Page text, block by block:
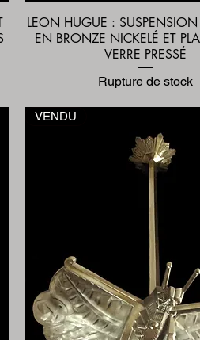
Aperçu rapide
LEON HUGUE :
EN BRONZE NICKELÉ ET
VERRE PRESSÉ
Rupture de stock
VENDU